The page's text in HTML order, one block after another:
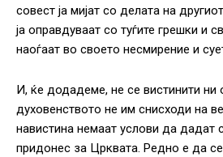
совест ја мијат со делата на
ја оправдуваат со туѓите грешки и
наоѓаат во своето несмирение и
И, ќе додадеме, не се вистинити ни
духовенството не им снисходи на
навистина немаат услови да дадат
придонес за Црквата. Редно е да